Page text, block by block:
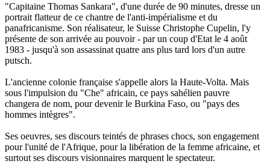
"Capitaine Thomas Sankara", d'une durée de 90 minutes, dresse un
portrait flatteur de ce chantre de l'anti-impérialisme et du
panafricanisme. Son réalisateur, le Suisse Christophe Cupelin, l'y
présente de son arrivée au pouvoir - par un coup d'Etat le 4 août
1983 - jusqu'à son assassinat quatre ans plus tard lors d'un autre
putsch.
L'ancienne colonie française s'appelle alors la Haute-Volta. Mais
sous l'impulsion du "Che" africain, ce pays sahélien pauvre
changera de nom, pour devenir le Burkina Faso, ou "pays des
hommes intègres".
Ses oeuvres, ses discours teintés de phrases chocs, son engagement
pour l'unité de l'Afrique, pour la libération de la femme africaine, et
surtout ses discours visionnaires marquent le spectateur.